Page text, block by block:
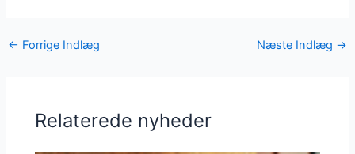
← Forrige Indlæg Næste Indlæg →
Relaterede nyheder